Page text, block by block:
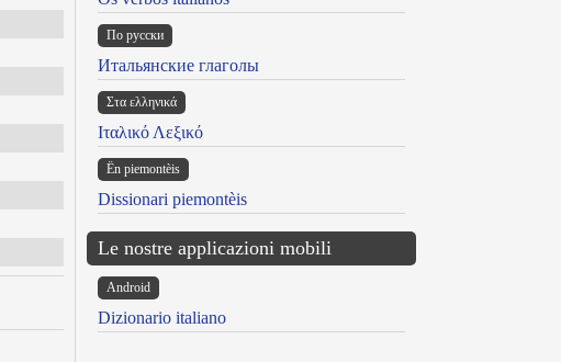
По русски
Итальянские глаголы
Στα ελληνικά
Ιταλικό Λεξικό
Ën piemontèis
Dissionari piemontèis
Le nostre applicazioni mobili
Android
Dizionario italiano